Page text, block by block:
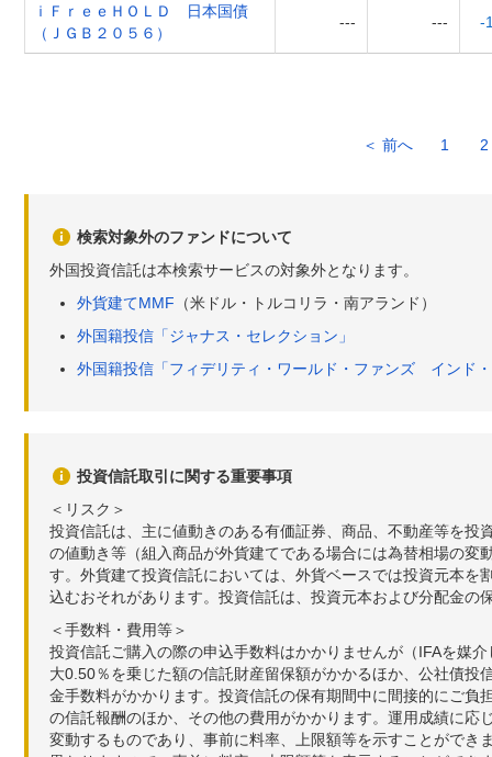
ｉＦｒｅｅＨＯＬＤ 日本国債
（ＪＧＢ２０５６）
--- --- -
＜ 前へ 1 2
検索対象外のファンドについて
外国投資信託は本検索サービスの対象外となります。
外貨建てMMF （米ドル・トルコリラ・南アランド）
外国籍投信「ジャナス・セレクション」
外国籍投信「フィデリティ・ワールド・ファンズ インド
投資信託取引に関する重要事項
＜リスク＞
投資信託は、主に値動きのある有価証券、商品、不動産等を
の値動き等（組入商品が外貨建てである場合には為替相場の
す。外貨建て投資信託においては、外貨ベースでは投資元本
込むおそれがあります。投資信託は、投資元本および分配金の
＜手数料・費用等＞
投資信託ご購入の際の申込手数料はかかりませんが（IFAを媒
大0.50％を乗じた額の信託財産留保額がかかるほか、公社債
金手数料がかかります。投資信託の保有期間中に間接的にご
の信託報酬のほか、その他の費用がかかります。運用成績に
変動するものであり、事前に料率、上限額等を示すことがで